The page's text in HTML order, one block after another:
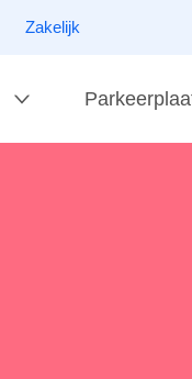
Zakelijk